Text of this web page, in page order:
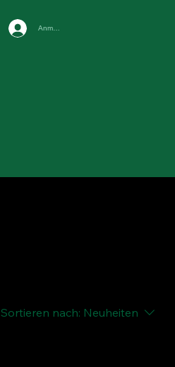
Anmelden
Sortieren nach: Neuheiten